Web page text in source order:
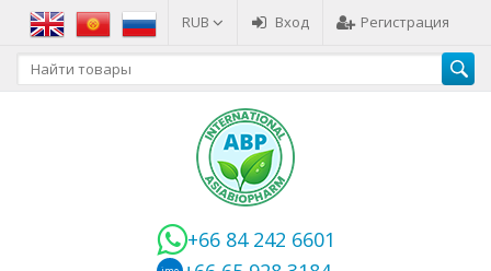
RUB Вход Регистрация
+66 84 242 6601